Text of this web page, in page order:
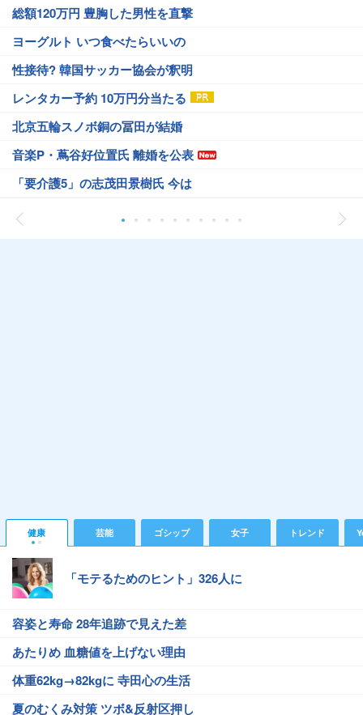
総額120万円 豊胸した男性を直撃
ヨーグルト いつ食べたらいいの
性接待? 韓国サッカー協会が釈明
レンタカー予約 10万円分当たる
北京五輪スノボ銅の冨田が結婚
音楽P・蔦谷好位置氏 離婚を公表
「要介護5」の志茂田景樹氏 今は
健康 芸能 ゴシップ 女子 トレンド
「モテるためのヒント」326人に
容姿と寿命 28年追跡で見えた差
あたりめ 血糖値を上げない理由
体重62kg→82kgに 寺田心の生活
夏のむくみ対策 ツボ&反射区押し